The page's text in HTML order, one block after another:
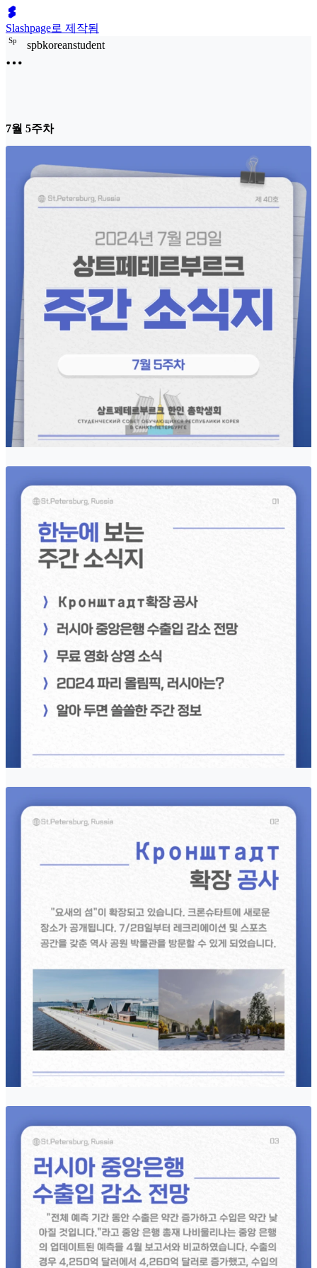
Slashpage로 제작됨
Sp spbkoreanstudent
7월 5주차